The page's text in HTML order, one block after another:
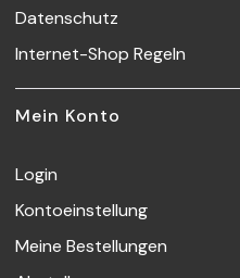
Datenschutz
Internet-Shop Regeln
Mein Konto
Login
Kontoeinstellung
Meine Bestellungen